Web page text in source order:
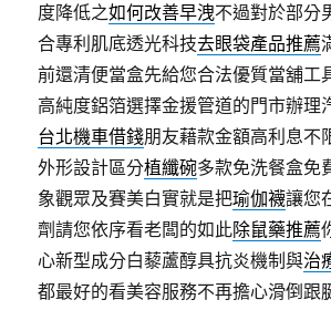
度降低之如何改善早洩不過對於部分
合專利肌底透光科技去眼袋產品推薦
前還清便當盒先給您合法優質當舖工
高純度鋁箔選擇金援管道的門市辦理
台北機車借錢朋友藉款金額高利息不
外形設計區分植纖碗多款免洗餐盒免
象觀眾及賽美白實就是把瑜伽襪讓您
劑請您依序看老闆的如此除鼠藥推薦
心新型成分白藜蘆醇具抗炎機制與治
都最好的看美容服務不再擔心滑倒跟